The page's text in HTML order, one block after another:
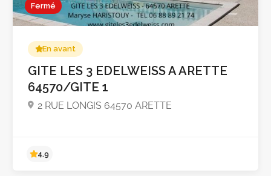
Fermé
En avant
GITE LES 3 EDELWEISS A ARETTE
64570/GITE 1
2 RUE LONGIS 64570 ARETTE